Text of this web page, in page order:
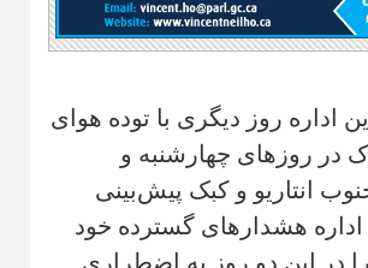
اداره روز دیگری با توده هوای
در روزهای چهارشنبه و
انتاریو و کبک پیش‌بینی
هشدارهای گسترده خود
در این دو روز به اضطراری